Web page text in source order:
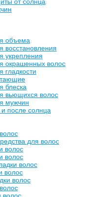
объема
восстановления
укрепления
окрашенных волос
гладкости
блеска
вьющихся волос
мужчин
после солнца
для волос
волос
волос
волос
волос
волос